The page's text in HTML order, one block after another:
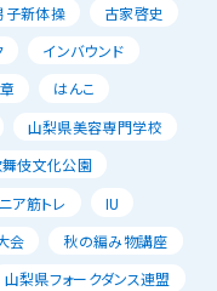
子新体操
古家啓史
インバウンド
はんこ
山梨県美容専門学校
伎文化公園
ア筋トレ
IU
会
秋の編み物講座
山梨県フォークダンス連盟